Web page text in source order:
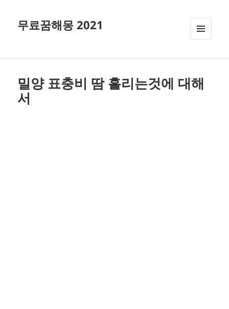
무료꿈해몽 2021
밀양 표충비 땀 흘리는것에 대해
서